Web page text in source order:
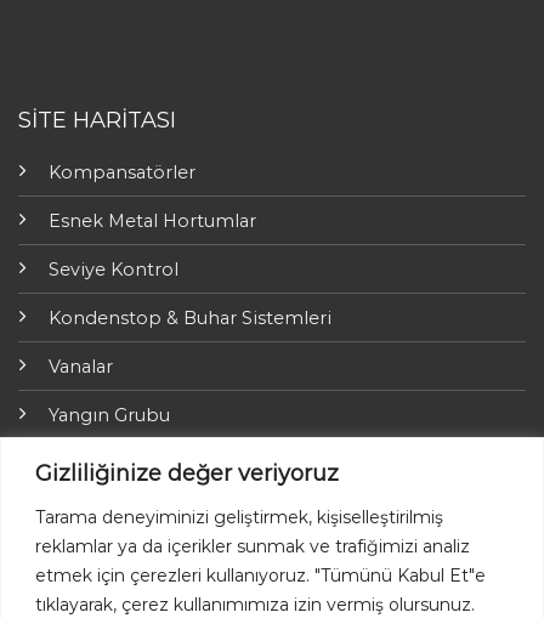
Gizliliğinize değer veriyoruz
Tarama deneyiminizi geliştirmek, kişiselleştirilmiş
reklamlar ya da içerikler sunmak ve trafiğimizi analiz
etmek için çerezleri kullanıyoruz. "Tümünü Kabul Et"e
tıklayarak, çerez kullanımımıza izin vermiş olursunuz.
SİTE HARİTASI
Kompansatörler
Esnek Metal Hortumlar
Seviye Kontrol
Kondenstop & Buhar Sistemleri
Vanalar
Yangın Grubu
ARI-Armaturen
Yalıtım Grubu
Online Ödemeler